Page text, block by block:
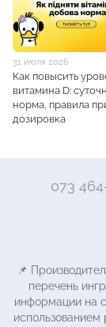
31 июля 2026
Как повысить
витамина D:
норма, правила
дозировка
073
📌
перечень
информации на